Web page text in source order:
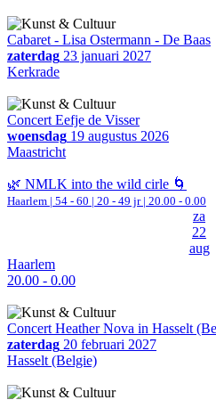
Cabaret - Lisa Ostermann - De Baas
zaterdag 23 januari 2027
Kerkrade
Concert Eefje de Visser
woensdag 19 augustus 2026
Maastricht
🌿 NMLK into the wild cirle 🌀
Haarlem | 54 - 60 | 20 - 49 jr | 20.00 - 0.00
za
22
aug
Haarlem
20.00 - 0.00
Concert Heather Nova in Hasselt
zaterdag 20 februari 2027
Hasselt (Belgie)